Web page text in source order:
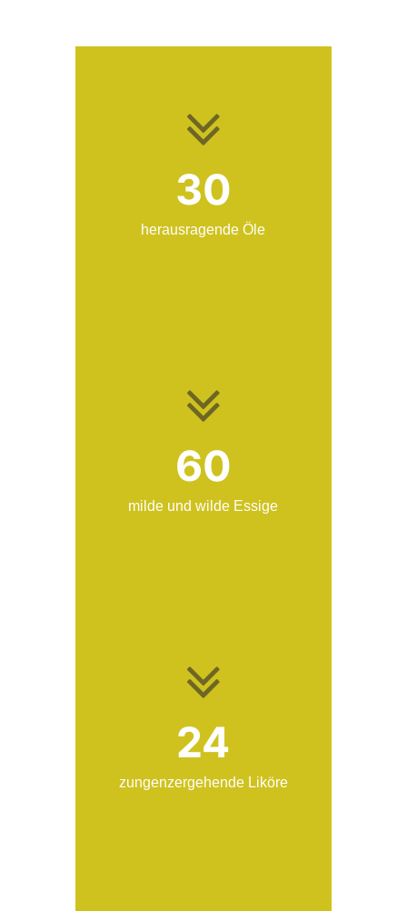
30
herausragende Öle
60
milde und wilde Essige
24
zungenzergehende Liköre